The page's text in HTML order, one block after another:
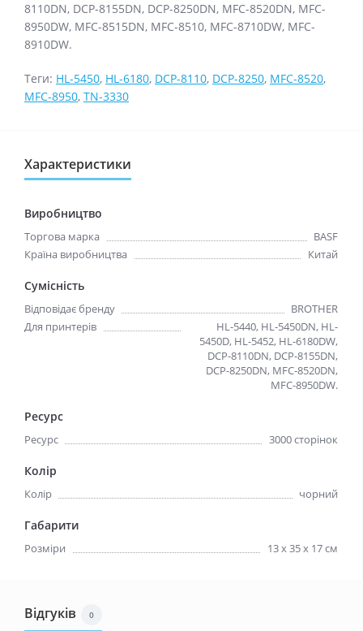
8110DN, DCP-8155DN, DCP-8250DN, MFC-8520DN, MFC-
8950DW, MFC-8515DN, MFC-8510, MFC-8710DW, MFC-
8910DW.
Теги: HL-5450, HL-6180, DCP-8110, DCP-8250, MFC-8520,
MFC-8950, TN-3330
Характеристики
Виробництво
Торгова марка
BASF
Країна виробництва
Китай
Сумісність
Відповідає бренду
BROTHER
Для принтерів
HL-5440, HL-5450DN, HL-
5450D, HL-5452, HL-6180DW,
DCP-8110DN, DCP-8155DN,
DCP-8250DN, MFC-8520DN,
MFC-8950DW.
Ресурс
Ресурс 3000 сторінок
Колір
Колір чорний
Габарити
Розміри 13 х 35 х 17 см
Відгуків 0